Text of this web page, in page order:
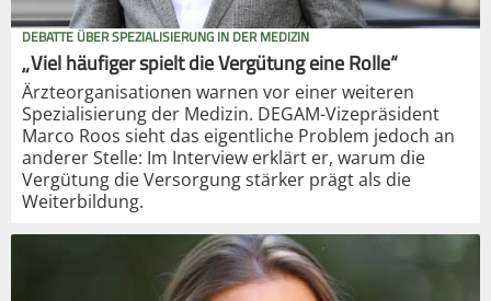
DEBATTE ÜBER SPEZIALISIERUNG IN DER MEDIZIN
„Viel häufiger spielt die Vergütung eine Rolle“
Ärzteorganisationen warnen vor einer weiteren
Spezialisierung der Medizin. DEGAM-Vizepräsident
Marco Roos sieht das eigentliche Problem jedoch an
anderer Stelle: Im Interview erklärt er, warum die
Vergütung die Versorgung stärker prägt als die
Weiterbildung.